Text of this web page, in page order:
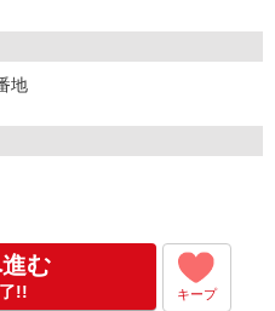
地
む
!! キープ